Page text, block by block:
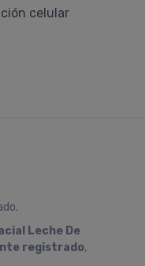
celular
Leche De
registrado,